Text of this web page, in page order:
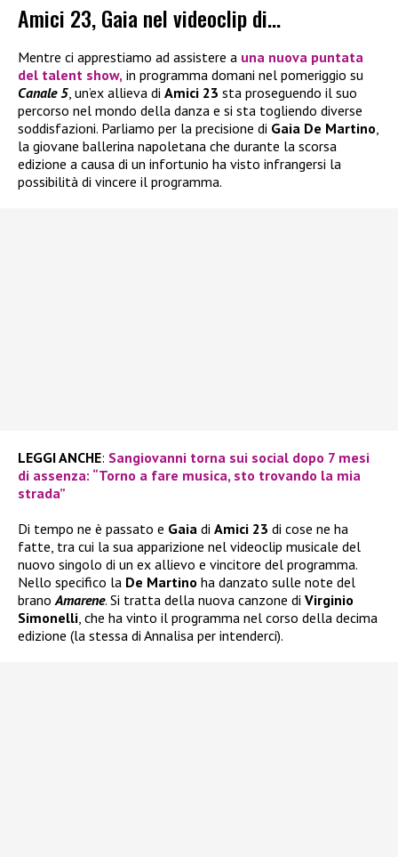
Amici 23, Gaia nel videoclip di…
Mentre ci apprestiamo ad assistere a una nuova puntata
del talent show, in programma domani nel pomeriggio su
Canale 5 , un’ex allieva di Amici 23 sta proseguendo il suo
percorso nel mondo della danza e si sta togliendo diverse
soddisfazioni. Parliamo per la precisione di Gaia De Martino
la giovane ballerina napoletana che durante la scorsa
edizione a causa di un infortunio ha visto infrangersi la
possibilità di vincere il programma.
LEGGI ANCHE: Sangiovanni torna sui social dopo 7 mesi
di assenza: “Torno a fare musica, sto trovando la mia
strada”
Di tempo ne è passato e Gaia di Amici 23 di cose ne ha
fatte, tra cui la sua apparizione nel videoclip musicale del
nuovo singolo di un ex allievo e vincitore del programma.
Nello specifico la De Martino ha danzato sulle note del
brano Amarene. Si tratta della nuova canzone di Virginio
Simonelli , che ha vinto il programma nel corso della decima
edizione (la stessa di Annalisa per intenderci).